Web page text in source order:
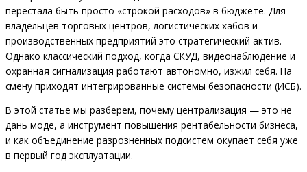
перестала быть просто «строкой расходов» в бюджете. Для
владельцев торговых центров, логистических хабов и
производственных предприятий это стратегический актив.
Однако классический подход, когда СКУД, видеонаблюдение и
охранная сигнализация работают автономно, изжил себя. На
смену приходят интегрированные системы безопасности (ИСБ).
В этой статье мы разберем, почему централизация — это не
дань моде, а инструмент повышения рентабельности бизнеса,
и как объединение разрозненных подсистем окупает себя уже
в первый год эксплуатации.